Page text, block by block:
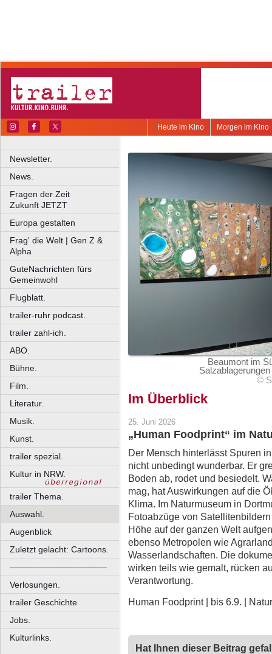
Morgen im Kino
Heute im Kino
Newsletter.
News.
Fragen der Zeit
Zukunft JETZT
Europa gestalten
Frag' die Welt | Gen Z &
Alpha
GuteNachrichten fürs
Gemeinwohl
Flugblatt.
trailer-ruhr podcast.
trailer zahl-ich.
ABO.
Bühne.
Film.
Literatur.
Musik.
Kunst.
trailer spezial.
Kultur in NRW.
trailer Thema.
Auswahl.
Augenblick
Zuletzt gelacht: Cartoons.
––––––––––––––––––––
Verlosungen.
trailer Geschichte
Jobs.
Kulturlinks.
Beaumont im
©
Im Überblick
25. Juni 2026
„Human Foodprint“ im
Der Mensch hinterlässt Spuren
nicht unbedingt wunderbar. Er
Boden ab, rodet und besiedelt.
mag, hat Auswirkungen auf die
Klima. Im Naturmuseum in
Fotoabzüge von
Höhe auf der ganzen Welt
ebenso Metropolen wie
Wasserlandschaften. Die
wirken teils wie gemalt, rücken
Verantwortung.
Human Foodprint | bis 6.9. |
Hat Ihnen dieser Beitrag